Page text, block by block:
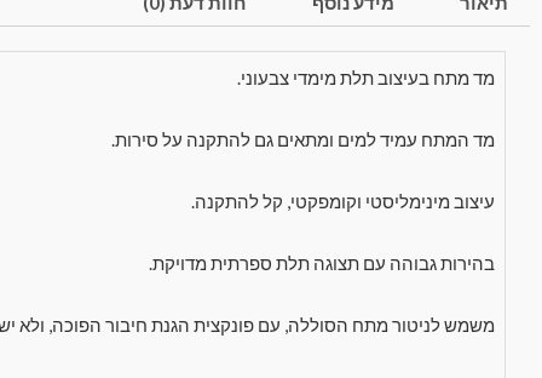
מד מתח בעיצוב תלת מימדי צבעוני.
מד המתח עמיד למים ומתאים גם להתקנה על סירות.
עיצוב מינימליסטי וקומפקטי, קל להתקנה.
בהירות גבוהה עם תצוגה תלת ספרתית מדויקת.
משמש לניטור מתח הסוללה, עם פונקצית הגנת חיבור הפוכה, ולא